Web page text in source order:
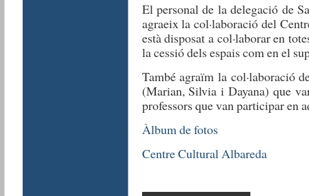
El personal de la delegació de
agraeix la col·laboració del
està disposat a col·laborar en
la cessió dels espais com en el
També agraïm la col·laboració
(Marian, Silvia i Dayana) que
professors que van participar en
Àlbum de fotos
Centre Cultural Albareda